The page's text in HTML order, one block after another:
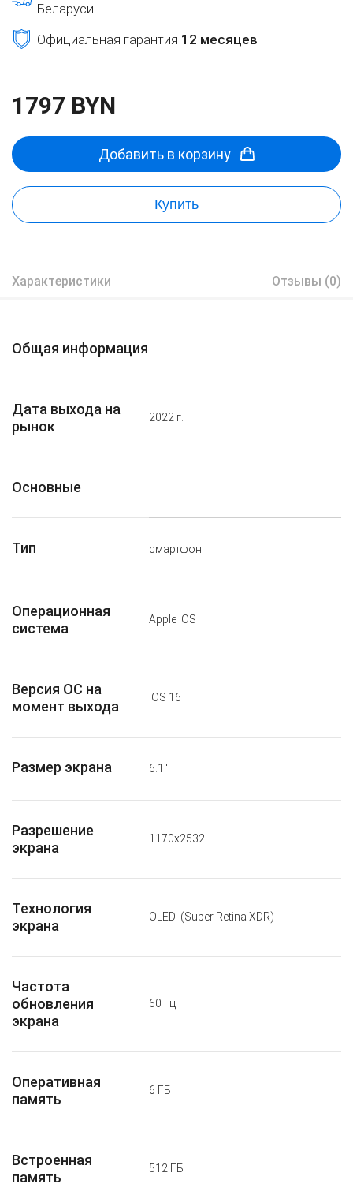
Беларуси
Официальная гарантия 12 месяцев
1797 BYN
Добавить в корзину
Купить
Характеристики Отзывы (0)
Общая информация
Дата выхода на
рынок
2022 г.
Основные
Тип смартфон
Операционная
система
Apple iOS
Версия ОС на
момент выхода
iOS 16
Размер экрана 6.1"
Разрешение
экрана
1170x2532
Технология
экрана
OLED (Super Retina XDR)
Частота
обновления
экрана
60 Гц
Оперативная
память
6 ГБ
Встроенная
память
512 ГБ